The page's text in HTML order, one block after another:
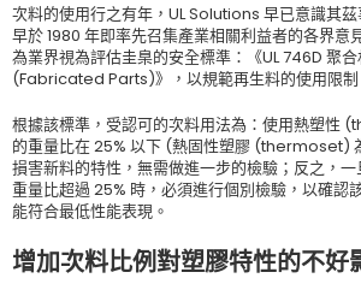
次料的使用行之有年，UL Solutions 早已意識其
早於 1980 年即率先召集產業相關利益者的各界意
為業界視為評估圭臬的安全標準：《UL 746D 聚
(Fabricated Parts)》，以規範再生料的使用限制
根據該標準，受認可的次料用法為：使用熱塑性
的重量比在 25% 以下 (熱固性塑膠 (thermoset)
損害新料的特性，無需做進一步的檢驗；反之，
重量比超過 25% 時，必須進行個別檢驗，以確認
能符合最低性能表現。
增加次料比例對塑膠特性的不好